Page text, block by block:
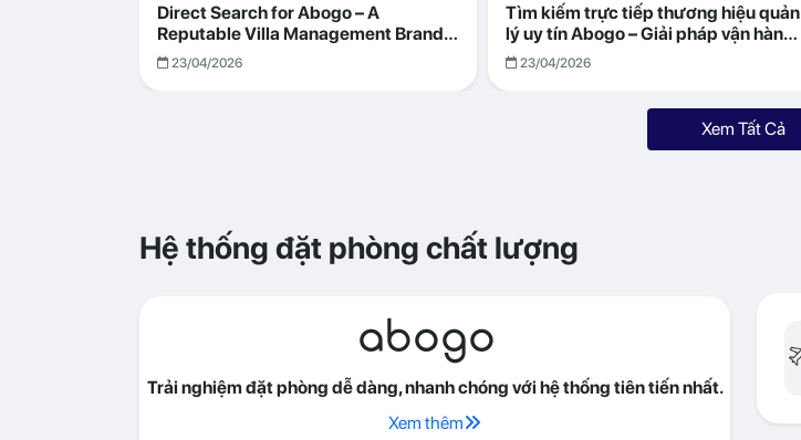
Direct Search for Abogo – A
Reputable Villa Management Brand
with Transparent and Effective
Operations
23/04/2026
Tìm kiếm trực tiếp thương hiệu quản
lý uy tín Abogo – Giải pháp vận hành
villa hiệu quả, minh bạch
23/04/2026
Xem Tất Cả
Hệ thống đặt phòng chất lượng
abogo
Trải nghiệm đặt phòng dễ dàng, nhanh chóng với hệ thống tiên tiến nhất.
Xem thêm